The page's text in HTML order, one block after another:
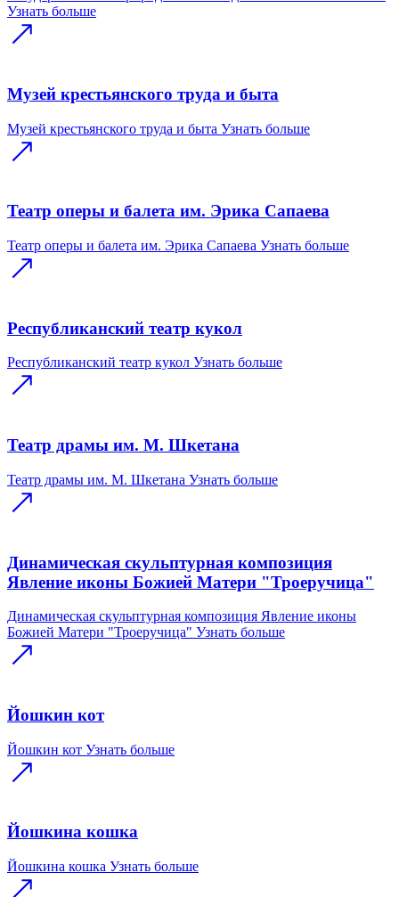
Узнать больше
Музей крестьянского труда и быта
Музей крестьянского труда и быта Узнать больше
Театр оперы и балета им. Эрика Сапаева
Театр оперы и балета им. Эрика Сапаева Узнать больше
Республиканский театр кукол
Республиканский театр кукол Узнать больше
Театр драмы им. М. Шкетана
Театр драмы им. М. Шкетана Узнать больше
Динамическая скульптурная композиция
Явление иконы Божией Матери "Троеручица"
Динамическая скульптурная композиция Явление иконы
Божией Матери "Троеручица" Узнать больше
Йошкин кот
Йошкин кот Узнать больше
Йошкина кошка
Йошкина кошка Узнать больше